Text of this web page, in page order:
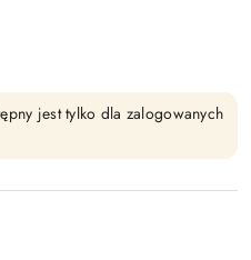
jest tylko dla zalogowanych